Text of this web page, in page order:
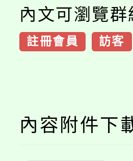
內文可瀏覽群
註冊會員 訪客
內容附件下